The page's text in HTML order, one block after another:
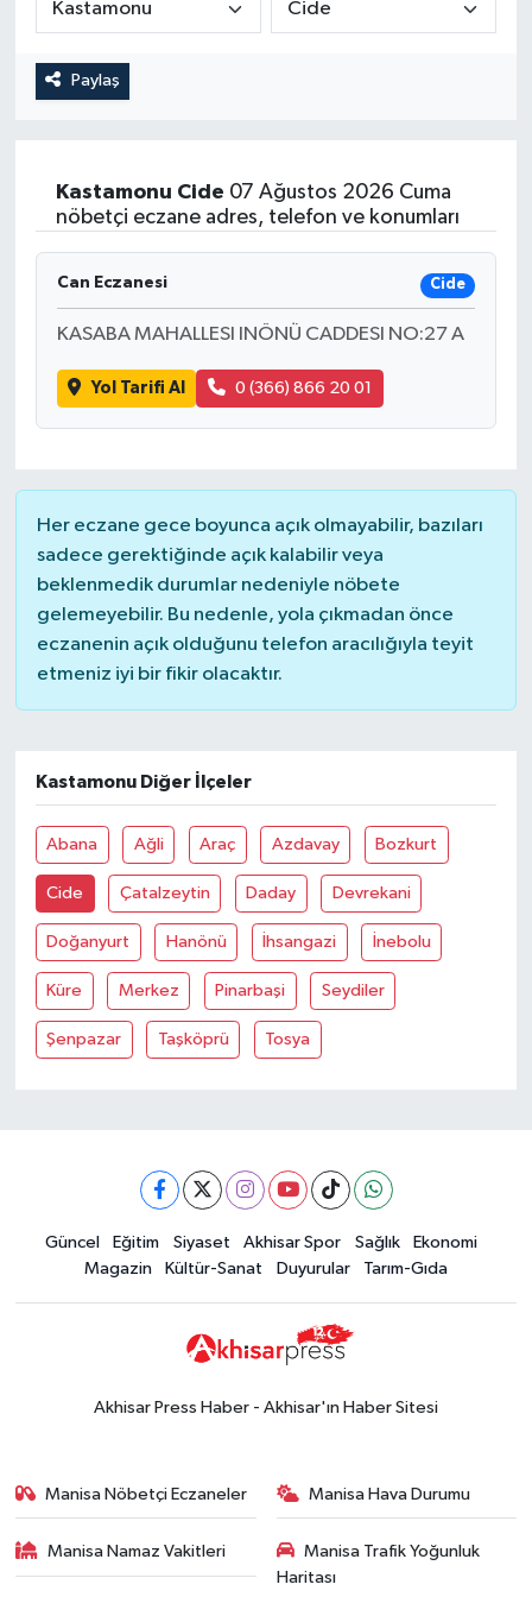
Paylaş
Kastamonu Cide 07 Ağustos 2026 Cuma
nöbetçi eczane adres, telefon ve konumları
Can Eczanesi Cide
KASABA MAHALLESI INÖNÜ CADDESI NO:27 A
Yol Tarifi Al 0 (366) 866 20 01
Her eczane gece boyunca açık olmayabilir, bazıları
sadece gerektiğinde açık kalabilir veya
beklenmedik durumlar nedeniyle nöbete
gelemeyebilir. Bu nedenle, yola çıkmadan önce
eczanenin açık olduğunu telefon aracılığıyla teyit
etmeniz iyi bir fikir olacaktır.
Kastamonu Diğer İlçeler
Abana Ağli Araç Azdavay Bozkurt
Cide Çatalzeytin Daday Devrekani
Doğanyurt Hanönü İhsangazi İnebolu
Küre Merkez Pinarbaşi Seydiler
Şenpazar Taşköprü Tosya
Güncel Eğitim Siyaset Akhisar Spor Sağlık
Ekonomi
Magazin
Kültür-Sanat Duyurular Tarım-Gıda
Akhisar Press Haber - Akhisar'ın Haber Sitesi
Manisa Nöbetçi Eczaneler Manisa Hava Durumu
Manisa Namaz Vakitleri
Manisa Trafik Yoğunluk
Haritası
Duyurular
Teknoloji
Akhisar Emlak
Ülke
Etiketler
Tarım-Gıda
Röportaj
Dünya
Yaşam
Kadın
Yerel Haber
Akhisar Emlak
Ülke
Etiketler